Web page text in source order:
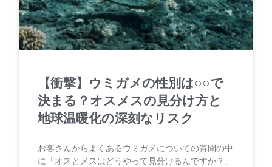
【衝撃】ウミガメの性別は○○で
決まる？オスメスの見分け方と
地球温暖化の深刻なリスク
お客さんからよくあるウミガメについての質問の中
に「オスとメスはどうやって見分けるんですか？」